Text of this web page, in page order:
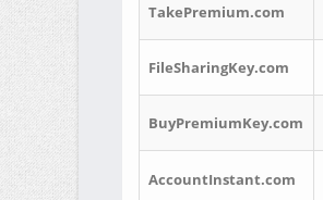
TakePremium.com
FileSharingKey.com
BuyPremiumKey.com
AccountInstant.com